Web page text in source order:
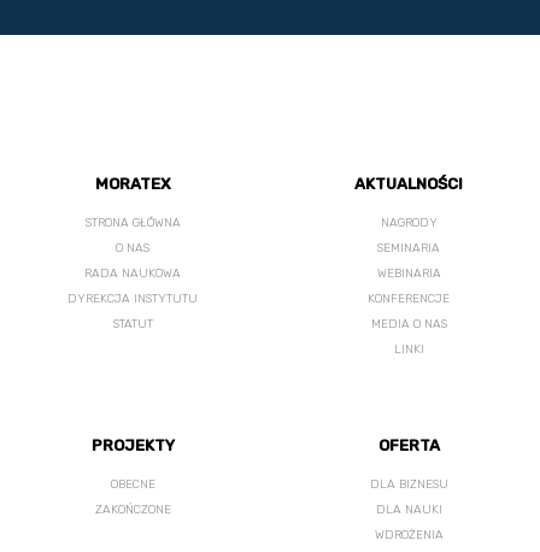
MORATEX
STRONA GŁÓWNA
O NAS
RADA NAUKOWA
DYREKCJA INSTYTUTU
STATUT
AKTUALNOŚCI
NAGRODY
SEMINARIA
WEBINARIA
KONFERENCJE
MEDIA O NAS
LINKI
PROJEKTY
OBECNE
ZAKOŃCZONE
OFERTA
DLA BIZNESU
DLA NAUKI
WDROŻENIA